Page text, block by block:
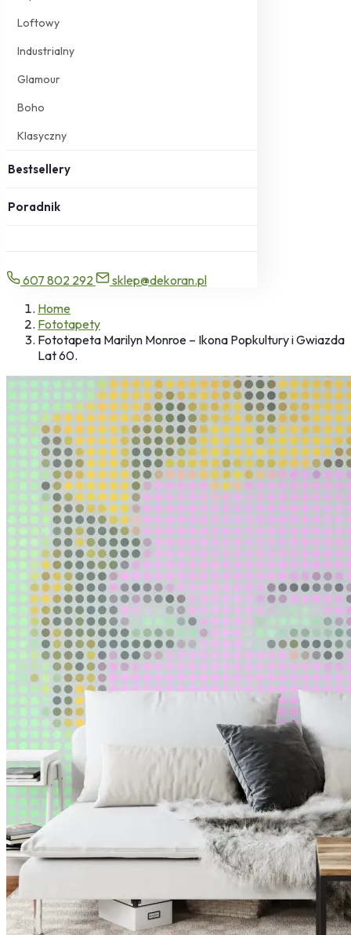
Loftowy
Industrialny
Glamour
Boho
Klasyczny
Bestsellery
Poradnik
607 802 292
sklep@dekoran.pl
Home
Fototapety
Fototapeta Marilyn Monroe – Ikona Popkultury i Gwiazda
Lat 60.